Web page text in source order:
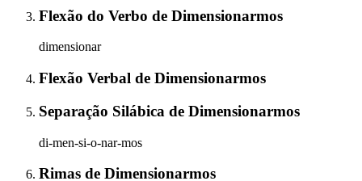
Flexão do Verbo de Dimensionarmos
dimensionar
Flexão Verbal de Dimensionarmos
Separação Silábica de Dimensionarmos
di-men-si-o-nar-mos
Rimas de Dimensionarmos